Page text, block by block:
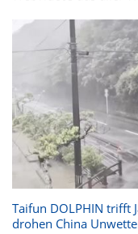
Taifun DOLPHIN trifft
drohen China